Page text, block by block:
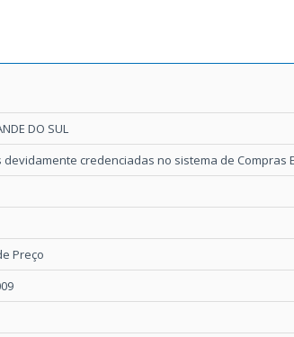
DO SUL
credenciadas no sistema de Compras
Preço